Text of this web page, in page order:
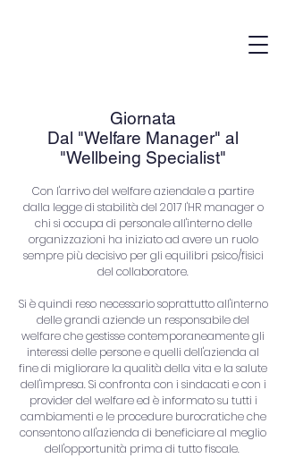
Giornata
Dal "Welfare Manager" al
"Wellbeing Specialist"
Con l'arrivo del welfare aziendale a partire
dalla legge di stabilità del 2017 l'HR manager o
chi si occupa di personale all'interno delle
organizzazioni ha iniziato ad avere un ruolo
sempre più decisivo per gli equilibri psico/fisici
del collaboratore.
Si è quindi reso necessario soprattutto all'interno
delle grandi aziende un responsabile del
welfare che gestisse contemporaneamente gli
interessi delle persone e quelli dell'azienda al
fine di migliorare la qualità della vita e la salute
dell'impresa. Si confronta con i sindacati e con i
provider del welfare ed è informato su tutti i
cambiamenti e le procedure burocratiche che
consentono all'azienda di beneficiare al meglio
dell'opportunità prima di tutto fiscale.